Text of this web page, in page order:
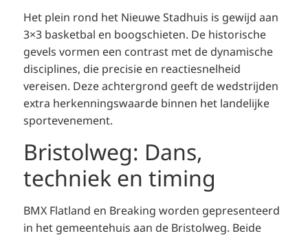
Het plein rond het Nieuwe Stadhuis is gewijd aan
3×3 basketbal en boogschieten. De historische
gevels vormen een contrast met de dynamische
disciplines, die precisie en reactiesnelheid
vereisen. Deze achtergrond geeft de wedstrijden
extra herkenningswaarde binnen het landelijke
sportevenement.
Bristolweg: Dans,
techniek en timing
BMX Flatland en Breaking worden gepresenteerd
in het gemeentehuis aan de Bristolweg. Beide